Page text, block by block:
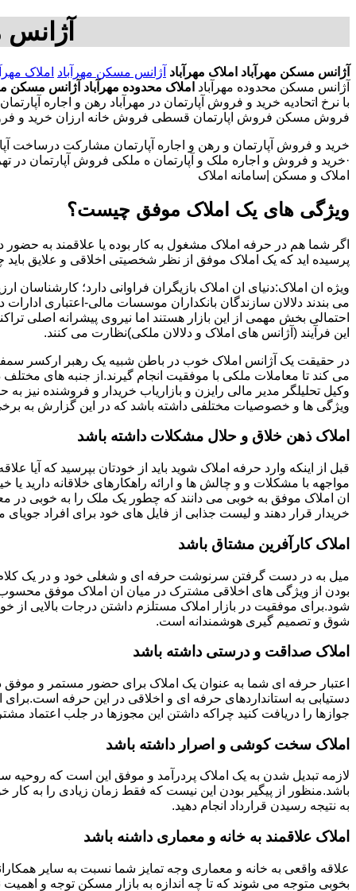
آژانس مسکن مهرآباد املاک مهرآباد آژانس مسکن مهرآباد املاک
آژانس مسکن محدوده مهرآباد املاک محدوده مهرآباد آژانس مسکن
با نرخ اتحادیه خرید و فروش آپارتمان در مهرآباد رهن و اجاره
فروش مسکن فروش اپارتمان قسطی فروش خانه ارزان خرید و فروش
خرید و فروش آپارتمان و رهن و اجاره آپارتمان مشارکت درساخت
·خرید و فروش و اجاره ملک و آپارتمان ه ملکی فروش آپارتمان در
املاک و مسکن |سامانه املاک
ویژگی های یک املاک موفق چیست؟
اگر شما هم در حرفه املاک مشغول به کار بوده یا علاقمند به حضور
پرسیده اید که یک املاک موفق از نظر شخصیتی اخلاقی و علایق باید
ویژه ان املاک:دنیای ان املاک بازیگران فراوانی دارد؛ کارشناسان
می بندند دلالان سازندگان بانکداران موسسات مالی-اعتباری
احتمالی بخش مهمی از این بازار هستند اما نیروی پیشرانه اصلی
این فرآیند (آژانس های املاک و دلالان ملکی)نظارت می کنند.
در حقیقت یک آژانس املاک خوب در باطن شبیه یک رهبر ارکسر
می کند تا معاملات ملکی با موفقیت انجام گیرند.از جنبه های
وکیل تحلیلگر مدیر مالی رایزن و بازاریاب خریدار و فروشنده نیز به
ویژگی ها و خصوصیات مختلفی داشته باشد که در این گزارش به
املاک ذهن خلاق و حلال مشکلات داشته باشد
قبل از اینکه وارد حرفه املاک شوید باید از خودتان بپرسید که آیا
مواجهه با مشکلات و و چالش ها و ارائه راهکارهای خلاقانه دارید یا
ان املاک موفق به خوبی می دانند که چطور یک ملک را به خوبی در
خریدار قرار دهند و لیست جذابی از فایل های خود برای افراد جویای
املاک کارآفرین مشتاق باشد
میل به در دست گرفتن سرنوشت حرفه ای و شغلی خود و در یک
بودن از ویژگی های اخلاقی مشترک در میان ان املاک موفق
شود.برای موفقیت در بازار املاک مستلزم داشتن درجات بالایی از
شوق و تصمیم گیری هوشمندانه است.
املاک صداقت و درستی داشته باشد
اعتبار حرفه ای شما به عنوان یک املاک برای حضور مستمر و
دستیابی به استانداردهای حرفه ای و اخلاقی در این حرفه
جوازها را دریافت کنید چراکه داشتن این مجوزها در جلب اعتماد
املاک سخت کوشی و اصرار داشته باشد
لازمه تبدیل شدن به یک املاک پردرآمد و موفق این است که
باشد.منظور از پیگیر بودن این نیست که فقط زمان زیادی را به کار
به نتیجه رسیدن قرارداد انجام دهید.
املاک علاقمند به خانه و معماری داشنه باشد
علاقه واقعی به خانه و معماری وجه تمایز شما نسبت به سایر
بخوبی متوجه می شوند که تا چه اندازه به بازار مسکن توجه و